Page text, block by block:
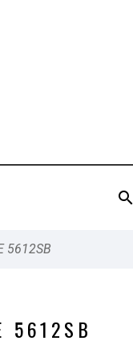
5612SB
5612SB